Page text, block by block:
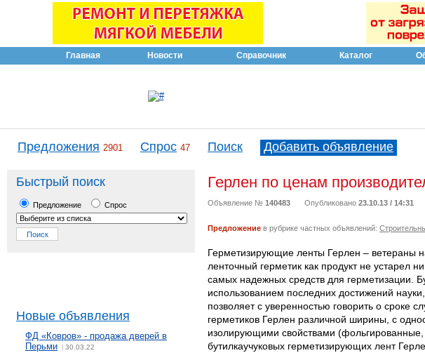
Главная Новости Справочник Каталог
Предложения 2901 Спрос 47 Поиск Добавить объявление
Быстрый поиск
Предложение Спрос
Новые объявления
ФД «Ковров» - продажа дверей в
Перьми
30.03.22
Герлен по ценам
Объявление № 140483 Опубликовано 23.10.13 / 14:31
Предложение в рубрике частных объявлений:
Герметизирующие ленты Герлен – ветераны
ленточный герметик как продукт не устарел
самых надежных средств для герметизации.
использованием последних достижений
позволяет с уверенностью говорить о сроке
герметиков Герлен различной ширины, с
изолирующими свойствами
бутилкаучуковых герметизирующих лент